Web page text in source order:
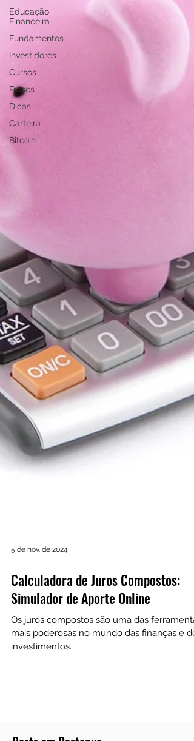
Educação
Financeira
Fundamentos
Investidores
Cursos
Frases
Dicas
Carteira
Bitcoin
Calculadora de Juros Compostos:
Simulador de Aporte Online
Os juros compostos são uma das
mais poderosas no mundo das finanças e